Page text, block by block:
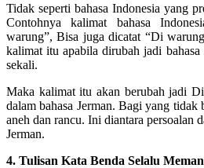
Tidak seperti bahasa Indonesia yang
Contohnya kalimat bahasa
warung”, Bisa juga dicatat “Di
kalimat itu apabila dirubah jadi bahasa
sekali.
Maka kalimat itu akan berubah jadi
dalam bahasa Jerman. Bagi yang
aneh dan rancu. Ini diantara persoalan
Jerman.
4. Tulisan Kata Benda Selalu